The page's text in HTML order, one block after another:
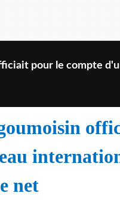
pour le compte
net